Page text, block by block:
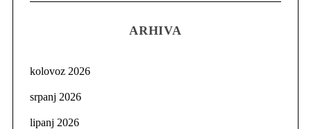
ARHIVA
kolovoz 2026
srpanj 2026
lipanj 2026